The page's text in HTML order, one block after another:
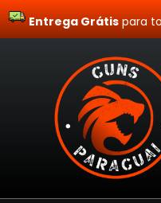
Entrega Grátispara